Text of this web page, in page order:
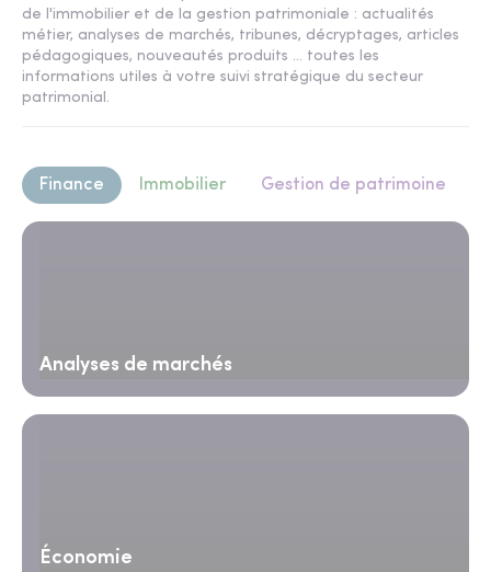
de l'immobilier et de la gestion patrimoniale : actualités
métier, analyses de marchés, tribunes, décryptages, articles
pédagogiques, nouveautés produits ... toutes les
informations utiles à votre suivi stratégique du secteur
patrimonial.
Finance Immobilier Gestion de patrimoine
Analyses de marchés
Économie